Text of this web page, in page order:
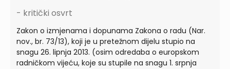
- kritički osvrt
Zakon o izmjenama i dopunama Zakona o radu (Nar.
nov., br. 73/13), koji je u pretežnom dijelu stupio na
snagu 26. lipnja 2013. (osim odredaba o europskom
radničkom vijeću, koje su stupile na snagu 1. srpnja